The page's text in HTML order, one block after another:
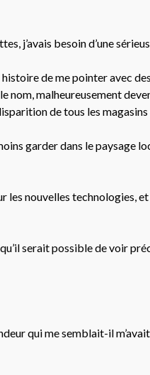
j’avais besoin d’une
de me pointer avec
nom, malheureusement
de tous les magasins
garder dans le paysage
les nouvelles technologies,
serait possible de voir
qui me semblait-il